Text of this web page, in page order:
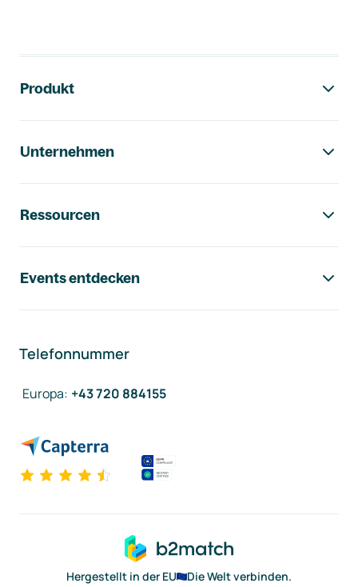
Produkt
Unternehmen
Ressourcen
Events entdecken
Telefonnummer
Europa: +43 720 884155
Hergestellt in der EU
Die Welt verbinden.